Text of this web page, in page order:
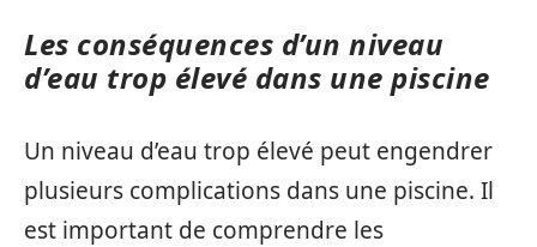
Les conséquences d’un niveau
d’eau trop élevé dans une piscine
Un niveau d’eau trop élevé peut engendrer
plusieurs complications dans une piscine. Il
est important de comprendre les